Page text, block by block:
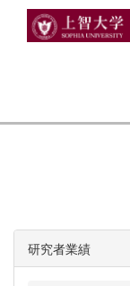
研究者業績